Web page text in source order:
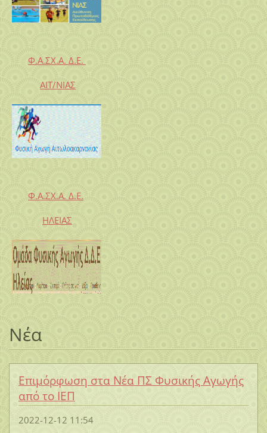
Φ.Α.ΣΧ.Α. Δ.Ε.
ΑΙΤ/ΝΙΑΣ
Φ.Α.ΣΧ.Α. Δ.Ε.
ΗΛΕΙΑΣ
Νέα
Επιμόρφωση στα Νέα ΠΣ Φυσικής Αγωγής
από το ΙΕΠ
2022-12-12 11:54